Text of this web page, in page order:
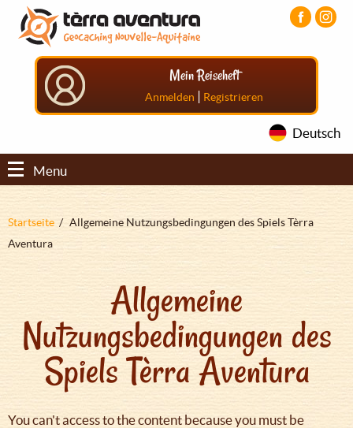
Direkt
zum
Inhalt
Aller
menu
principal
Aller
pied
Mein Reiseheft
Anmelden | Registrieren
Deutsch
Menu
Pfadnavigation
Startseite
Allgemeine Nutzungsbedingungen des Spiels Tèrra
Aventura
Allgemeine
Nutzungsbedingungen des
Spiels Tèrra Aventura
You can't access to the content because you must be